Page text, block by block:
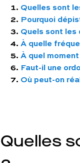
Quelles sont
Pourquoi
Quels sont
À quelle
À quel
Faut-il une
Où peut-on
Quelles